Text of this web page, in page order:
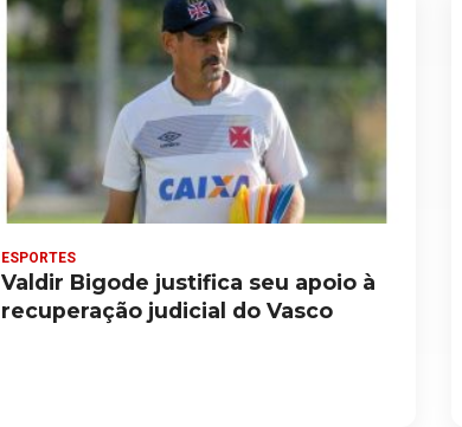
ESPORTES
Valdir Bigode justifica seu apoio à
recuperação judicial do Vasco